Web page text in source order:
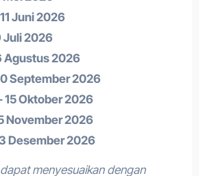
Juni 2026
Juli 2026
Agustus 2026
September 2026
15 Oktober 2026
November 2026
Desember 2026
menyesuaikan dengan